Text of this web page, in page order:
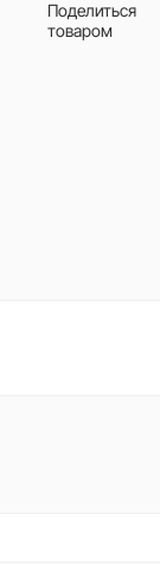
Поделиться
товаром